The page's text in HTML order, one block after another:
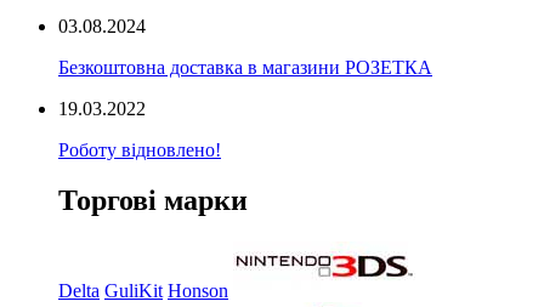
03.08.2024
Безкоштовна доставка в магазини РОЗЕТКА
19.03.2022
Роботу відновлено!
Торгові марки
Delta GuliKit Honson